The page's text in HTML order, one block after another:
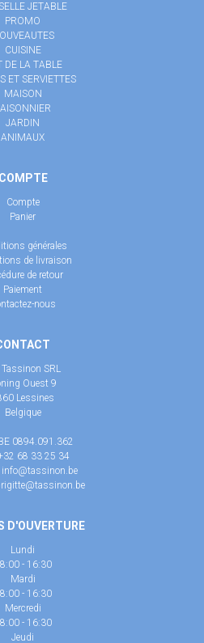
JETABLE
PROMO
CUISINE
DE LA TABLE
ET SERVIETTES
MAISON
JARDIN
ANIMAUX
COMPTE
Compte
Panier
générales
de livraison
de retour
Paiement
nous
SRL
Ouest 9
Lessines
Belgique
0894.091.362
68 33 25 34
info@tassinon.be
D'OUVERTURE
Lundi
- 16:30
Mardi
- 16:30
Mercredi
- 16:30
Jeudi